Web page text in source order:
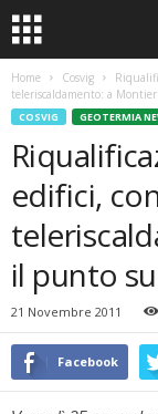
Home Cosvig
teleriscaldamento: a
COSVIG GEOTERMIA
edifici,
il punto
21 Novembre 2011
Facebook